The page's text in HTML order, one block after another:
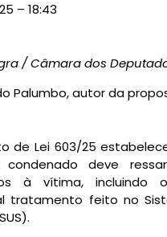
– 18:43
/ Câmara dos
Palumbo, autor da
de Lei 603/25
deve
à vítima, incluindo
tratamento feito no